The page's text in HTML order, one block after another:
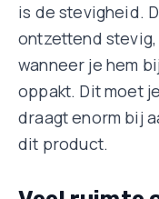
is de stevigheid.
ontzettend
wanneer je hem
oppakt. Dit moet
draagt enorm bij
dit product.